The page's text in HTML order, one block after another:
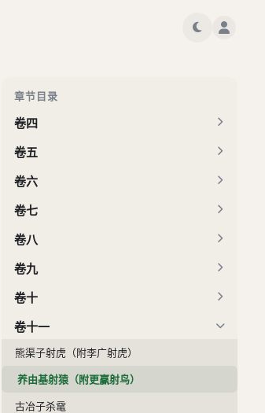
章节目录
卷三
卷四
卷五
卷六
卷七
卷八
卷九
卷十
卷十一
熊渠子射虎（附李广射虎）
养由基射猿（附更赢射鸟）
古冶子杀鼋